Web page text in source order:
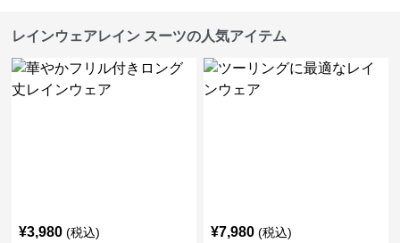
レインウェアレイン スーツの人気アイテム
¥3,980 (税込) ¥7,980 (税込)